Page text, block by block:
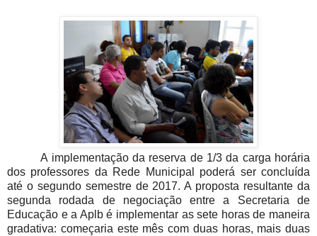
A implementação da reserva de 1/3 da carga horária
dos professores da Rede Municipal poderá ser concluída
até o segundo semestre de 2017. A proposta resultante da
segunda rodada de negociação entre a Secretaria de
Educação e a Aplb é implementar as sete horas de maneira
gradativa: começaria este mês com duas horas, mais duas